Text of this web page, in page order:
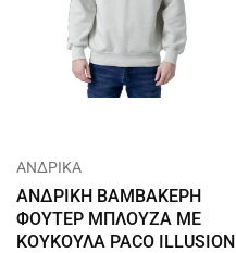
ΑΝΔΡΙΚΑ
ΑΝΔΡΙΚΗ ΒΑΜΒΑΚΕΡΗ
ΦΟΥΤΕΡ ΜΠΛΟΥΖΑ ΜΕ
ΚΟΥΚΟΥΛΑ PACO ILLUSION